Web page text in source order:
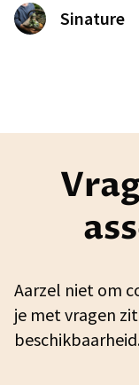
Sinature
Aarzel niet om
je met vragen